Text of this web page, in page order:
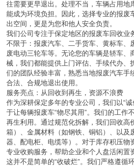
往需要更早退出。处理不当，车辆占用地
能成为环境负担。因此，选择专业的报废
出空间，更是为您和他人安全负责。
我们公司专注于保定地区的报废车回收业
不限于：报废汽车、二手货车、黄标车、
废电动三轮车等。无论您的车辆是轿车、
械，我们都能提供上门评估、手续代办、
们的团队经验丰富，熟悉当地报废汽车手
合法、合规地退出使用。
服务亮点：从回收到再生，资源不浪费
作为深耕保定多年的专业公司，我们以“
于让每辆报废车“物尽其用”。我们的工作
再生利用。通过规范化拆解，我们回收高
箱）、金属材料（如钢铁、铜铝）、以及
器、配电柜、电缆等）。对于库存积压物
专业收购服务，帮助企业和个人盘活闲置
这并不是简单的“收破烂”。我们严格遵循